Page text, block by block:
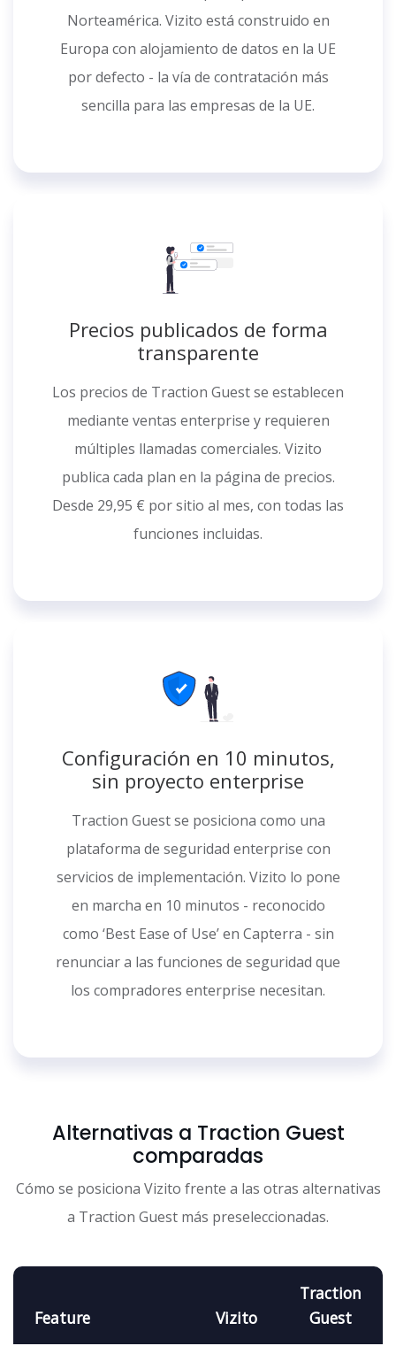
Norteamérica. Vizito está construido en
Europa con alojamiento de datos en la UE
por defecto - la vía de contratación más
sencilla para las empresas de la UE.
Precios publicados de forma
transparente
Los precios de Traction Guest se establecen
mediante ventas enterprise y requieren
múltiples llamadas comerciales. Vizito
publica cada plan en la página de precios.
Desde 29,95 € por sitio al mes, con todas las
funciones incluidas.
Configuración en 10 minutos,
sin proyecto enterprise
Traction Guest se posiciona como una
plataforma de seguridad enterprise con
servicios de implementación. Vizito lo pone
en marcha en 10 minutos - reconocido
como ‘Best Ease of Use’ en Capterra - sin
renunciar a las funciones de seguridad que
los compradores enterprise necesitan.
Alternativas a Traction Guest
comparadas
Cómo se posiciona Vizito frente a las otras alternativas
a Traction Guest más preseleccionadas.
Feature Vizito
Traction
Guest